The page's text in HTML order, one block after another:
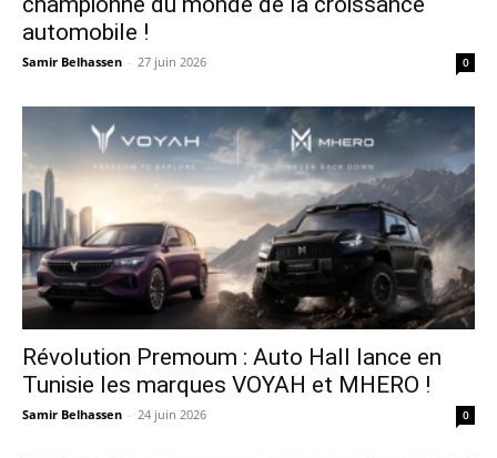
automobile !
Samir Belhassen - 27 juin 2026 0
Révolution Premoum : Auto Hall lance en
Tunisie les marques VOYAH et MHERO !
Samir Belhassen - 24 juin 2026 0